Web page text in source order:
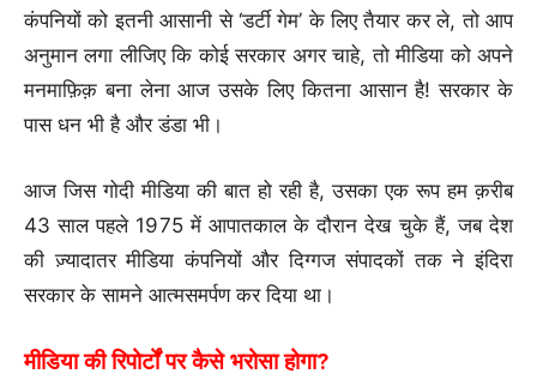
कंपनियों को इतनी आसानी से ‘डर्टी गेम’ के लिए तैयार कर ले, तो आप
अनुमान लगा लीजिए कि कोई सरकार अगर चाहे, तो मीडिया को अपने
मनमाफ़िक़ बना लेना आज उसके लिए कितना आसान है! सरकार के
पास धन भी है और डंडा भी।
आज जिस गोदी मीडिया की बात हो रही है, उसका एक रूप हम क़रीब
43 साल पहले 1975 में आपातकाल के दौरान देख चुके हैं, जब देश
की ज़्यादातर मीडिया कंपनियों और दिग्गज संपादकों तक ने इंदिरा
सरकार के सामने आत्मसमर्पण कर दिया था।
मीडिया की रिपोर्टों पर कैसे भरोसा होगा?